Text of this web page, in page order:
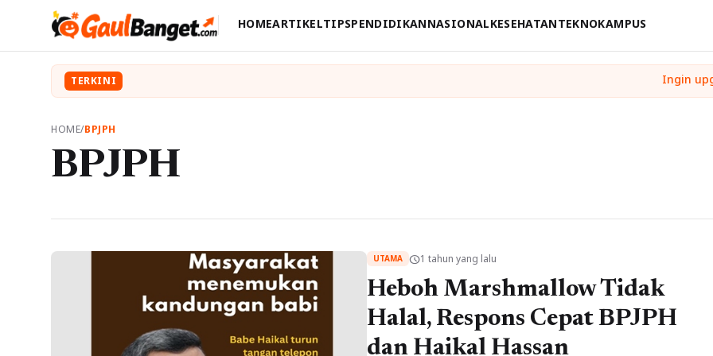
HOMEARTIKELTIPSPENDIDIKANNASIONALKESEHATANTEKNOKAMPUS
TERKINI
HOME/BPJPH
BPJPH
UTAMA schedule1 tahun yang lalu
Heboh Marshmallow Tidak
Halal, Respons Cepat BPJPH
dan Haikal Hassan